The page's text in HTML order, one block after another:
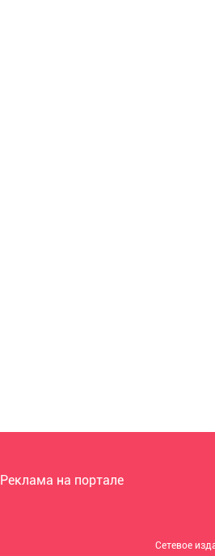
Реклама на портале
Сетевое